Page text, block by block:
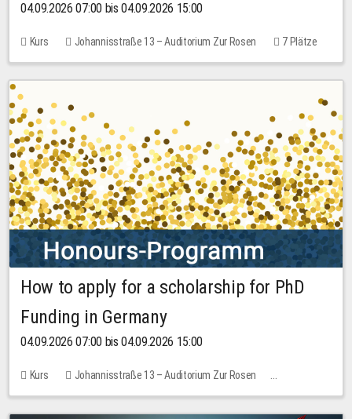
04.09.2026 07:00 bis 04.09.2026 15:00
Kurs Johannisstraße 13 – Auditorium Zur Rosen
7 Plätze
10,00 EUR
How to apply for a scholarship for PhD
Funding in Germany
04.09.2026 07:00 bis 04.09.2026 15:00
Kurs
Johannisstraße 13 – Auditorium Zur Rosen
Keine freien Plätze